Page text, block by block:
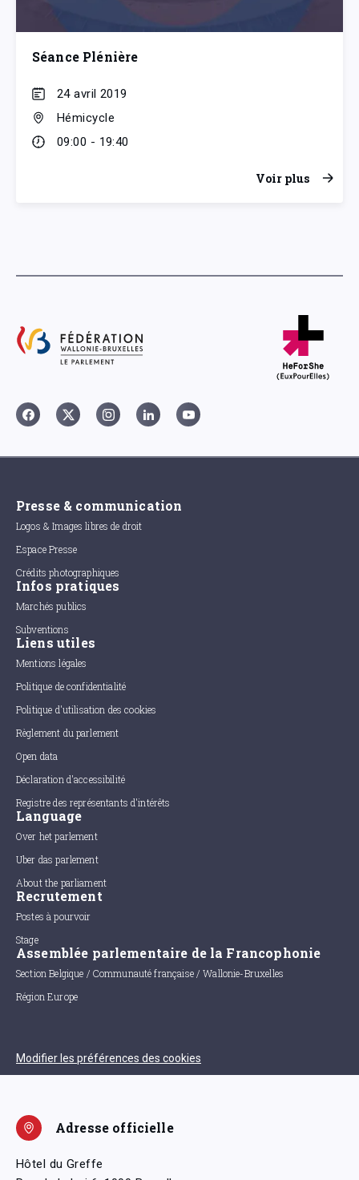
Séance Plénière
24 avril 2019
Hémicycle
09:00 - 19:40
Voir plus
Presse & communication
Logos & Images libres de droit
Espace Presse
Crédits photographiques
Infos pratiques
Marchés publics
Subventions
Liens utiles
Mentions légales
Politique de confidentialité
Politique d'utilisation des cookies
Règlement du parlement
Open data
Déclaration d'accessibilité
Registre des représentants d'intérêts
Language
Over het parlement
Uber das parlement
About the parliament
Recrutement
Postes à pourvoir
Stage
Assemblée parlementaire de la Francophonie
Section Belgique / Communauté française / Wallonie-Bruxelles
Région Europe
Modifier les préférences des cookies
Adresse officielle
Hôtel du Greffe